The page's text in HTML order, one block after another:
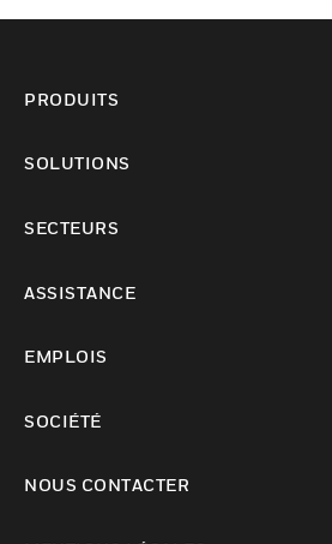
PRODUITS
SOLUTIONS
SECTEURS
ASSISTANCE
EMPLOIS
SOCIÉTÉ
NOUS CONTACTER